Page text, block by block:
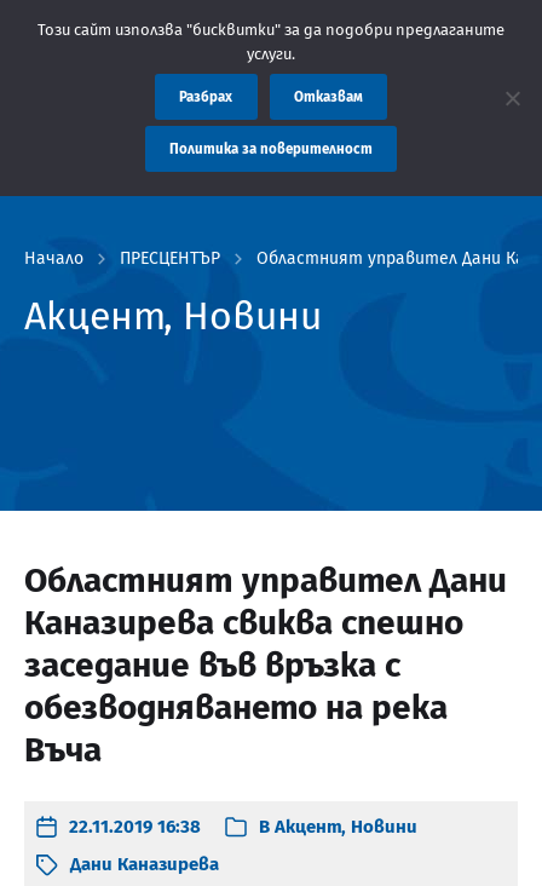
Областна администрация Пловдив препоръчва заплащането
Начало ПРЕСЦЕНТЪР Областният управител Дани
Акцент, Новини
Областният управител Дани
Каназирева свиква спешно
заседание във връзка с
обезводняването на река
Въча
22.11.2019 16:38 В Акцент, Новини
Дани Каназирева
Този сайт използва "бисквитки" за да подобри предлаганите
услуги.
Разбрах Отказвам
Политика за поверителност